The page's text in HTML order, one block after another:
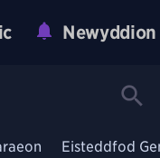
Newyddion
Eisteddfod